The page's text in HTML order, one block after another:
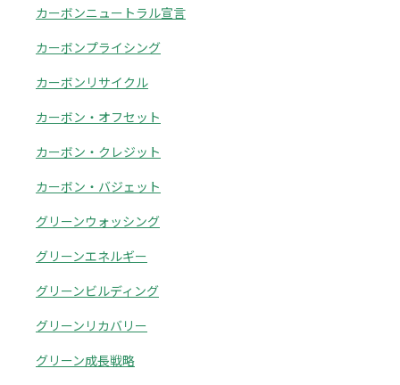
カーボンニュートラル宣言
カーボンプライシング
カーボンリサイクル
カーボン・オフセット
カーボン・クレジット
カーボン・バジェット
グリーンウォッシング
グリーンエネルギー
グリーンビルディング
グリーンリカバリー
グリーン成長戦略